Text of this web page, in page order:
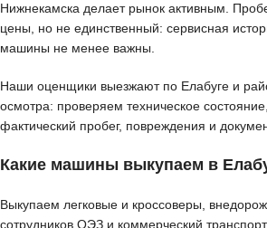
Нижнекамска делает рынок активным.
цены, но не единственный: сервисная
машины не менее важны.
Наши оценщики выезжают по Елабуге и
осмотра: проверяем техническое состояние,
фактический пробег, повреждения и
Какие машины выкупаем в
Выкупаем легковые и кроссоверы,
сотрудников ОЭЗ и коммерческий